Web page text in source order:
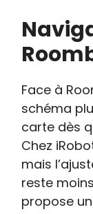
Face à
schéma
carte dès
Chez
mais
reste
propose